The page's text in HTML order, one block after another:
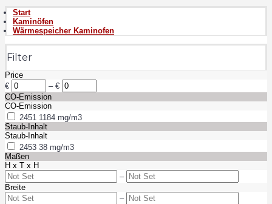
Start
Kaminöfen
Wärmespeicher Kaminofen
Filter
Price
€
– €
CO-Emission
CO-Emission
2451 1184 mg/m3
Staub-Inhalt
Staub-Inhalt
2453 38 mg/m3
Maßen
H x T x H
–
Breite
–